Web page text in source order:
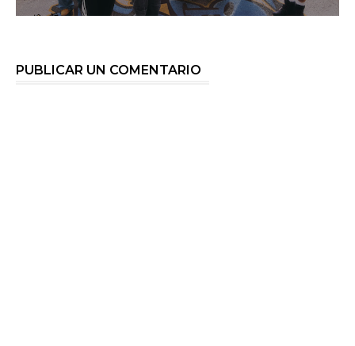
PUBLICAR UN COMENTARIO